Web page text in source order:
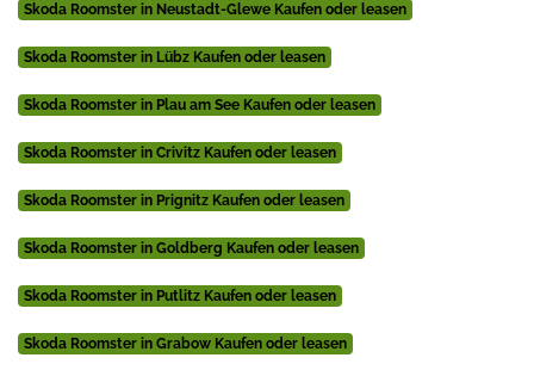
Skoda Roomster in Neustadt-Glewe Kaufen oder leasen
Skoda Roomster in Lübz Kaufen oder leasen
Skoda Roomster in Plau am See Kaufen oder leasen
Skoda Roomster in Crivitz Kaufen oder leasen
Skoda Roomster in Prignitz Kaufen oder leasen
Skoda Roomster in Goldberg Kaufen oder leasen
Skoda Roomster in Putlitz Kaufen oder leasen
Skoda Roomster in Grabow Kaufen oder leasen